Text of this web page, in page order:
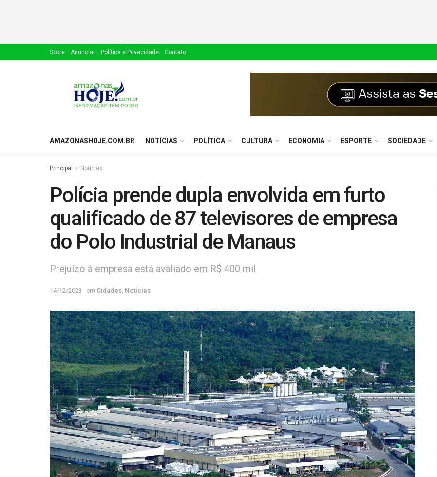
Sobre Anunciar Política e Privacidade Contato
AMAZONASHOJE.COM.BR NOTÍCIAS POLÍTICA CULTURA ECONOMIA ESPORTE SOCIEDADE
Principal Notícias
Polícia prende dupla envolvida em furto
qualificado de 87 televisores de empresa
do Polo Industrial de Manaus
Prejuízo à empresa está avaliado em R$ 400 mil
14/12/2023 em Cidades Notícias